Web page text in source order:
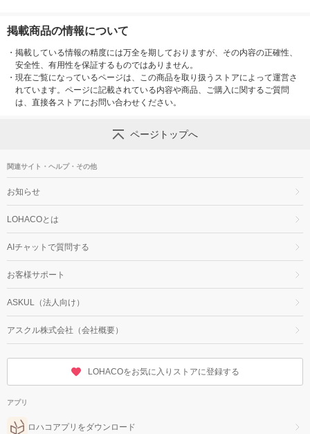
掲載商品の情報について
・ 掲載している情報の精度には万全を期しておりますが、その内容の正確性、
安全性、有用性を保証するものではありません。
・ 現在ご覧になっているページは、この商品を取り扱うストアによって運営さ
れています。ページに記載されている内容や商品、ご購入に関するご質問
は、直接各ストアにお問い合わせください。
ページトップへ
関連サイト・ヘルプ・その他
お知らせ
LOHACOとは
AIチャットで質問する
お客様サポート
ASKUL（法人向け）
アスクル株式会社（会社概要）
LOHACOをお気に入りストアに登録する
アプリ
ロハコアプリをダウンロード